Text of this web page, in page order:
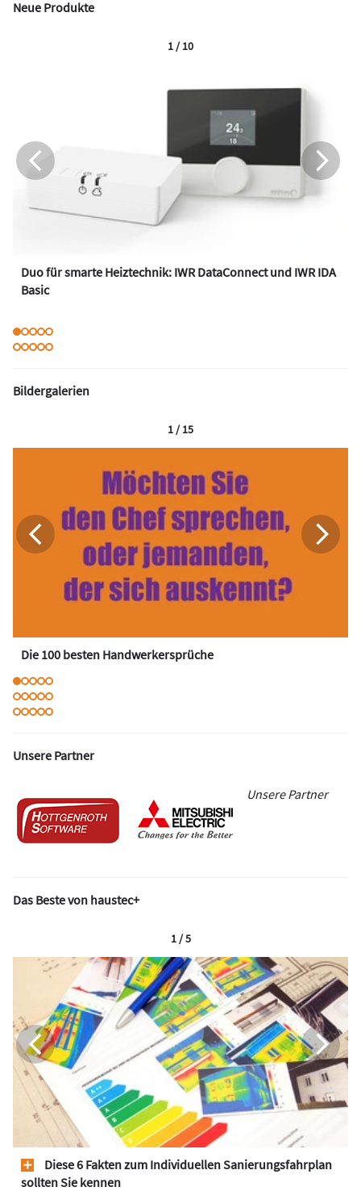
Neue Produkte
Duo für smarte Heiztechnik: IWR DataConnect und IWR IDA
Basic
1 / 10
Bildergalerien
Die 100 besten Handwerkersprüche
1 / 15
Unsere Partner
Unsere Partner
Das Beste von haustec+
Diese 6 Fakten zum Individuellen Sanierungsfahrplan
sollten Sie kennen
1 / 5